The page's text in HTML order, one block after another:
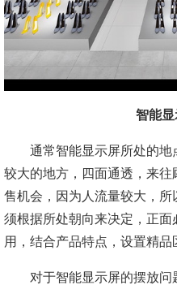
智能
通常智能显示屏所处的地
较大的地方，四面通透，来
售机会，因为人流量较大，
须根据所处朝向来决定，正
用，结合产品特点，设置精品
对于智能显示屏的摆放问